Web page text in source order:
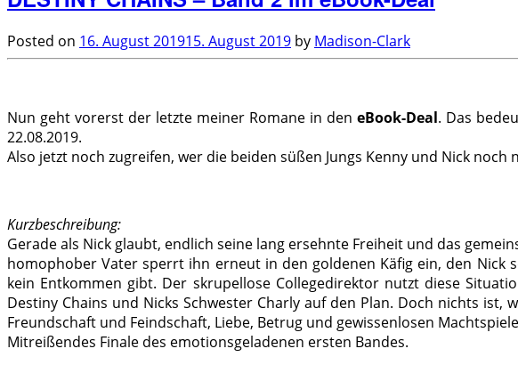
Posted on 16. August 201915. August 2019 by Madison-Clark
Nun geht vorerst der letzte meiner Romane in den eBook-Deal. Das
22.08.2019.
Also jetzt noch zugreifen, wer die beiden süßen Jungs Kenny und Nick noch
Kurzbeschreibung:
Gerade als Nick glaubt, endlich seine lang ersehnte Freiheit und das
homophober Vater sperrt ihn erneut in den goldenen Käfig ein, den Nick
kein Entkommen gibt. Der skrupellose Collegedirektor nutzt diese
Destiny Chains und Nicks Schwester Charly auf den Plan. Doch nichts
Freundschaft und Feindschaft, Liebe, Betrug und gewissenlosen
Mitreißendes Finale des emotionsgeladenen ersten Bandes.